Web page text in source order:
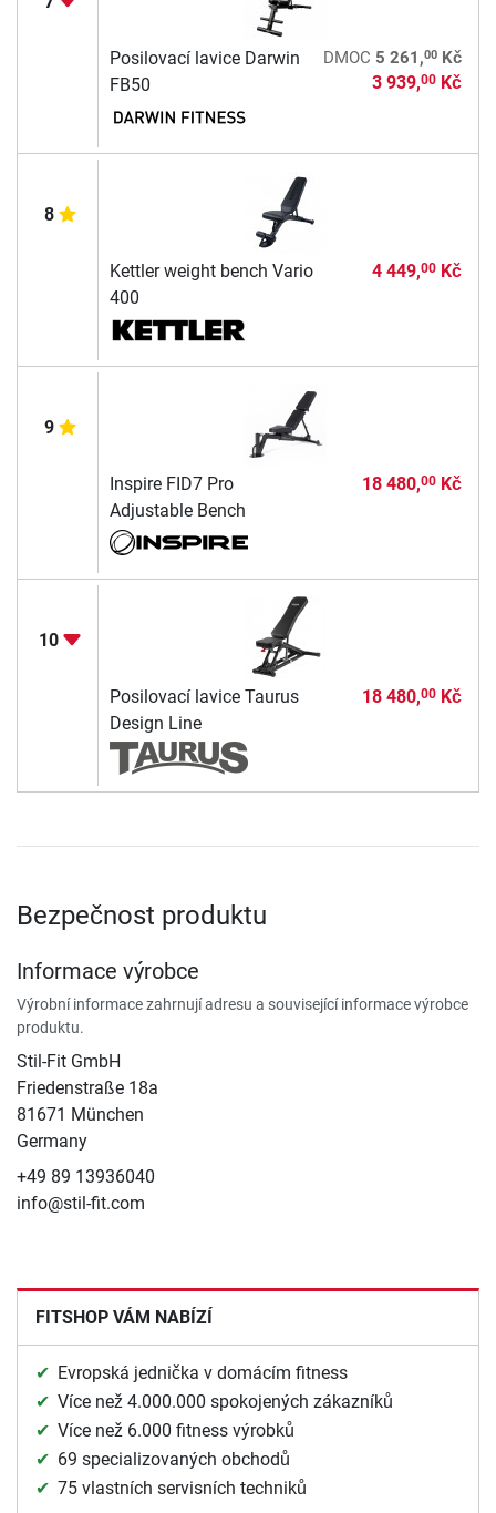
Posilovací lavice Darwin
FB50
DMOC 5 261,00Kč
3 939,00Kč
8
Kettler weight bench Vario
400
4 449,00Kč
9
Inspire FID7 Pro
Adjustable Bench
18 480,00Kč
10
Posilovací lavice Taurus
Design Line
18 480,00Kč
Bezpečnost produktu
Informace výrobce
Výrobní informace zahrnují adresu a související informace výrobce
produktu.
Stil-Fit GmbH
Friedenstraße 18a
81671 München
Germany
+49 89 13936040
info@stil-fit.com
FITSHOP VÁM NABÍZÍ
Evropská jednička v domácím fitness
Více než 4.000.000 spokojených zákazníků
Více než 6.000 fitness výrobků
69 specializovaných obchodů
75 vlastních servisních techniků